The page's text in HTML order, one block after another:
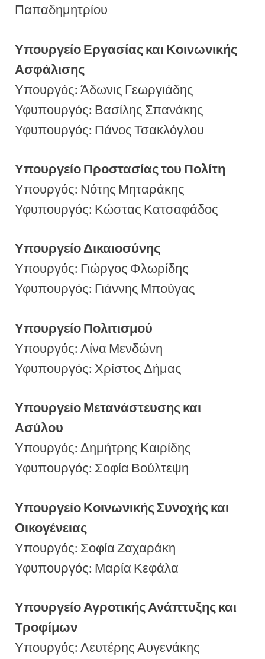
Παπαδημητρίου
Υπουργείο Εργασίας και Κοινωνικής
Ασφάλισης
Υπουργός: Άδωνις Γεωργιάδης
Υφυπουργός: Βασίλης Σπανάκης
Υφυπουργός: Πάνος Τσακλόγλου
Υπουργείο Προστασίας του Πολίτη
Υπουργός: Νότης Μηταράκης
Υφυπουργός: Κώστας Κατσαφάδος
Υπουργείο Δικαιοσύνης
Υπουργός: Γιώργος Φλωρίδης
Υφυπουργός: Γιάννης Μπούγας
Υπουργείο Πολιτισμού
Υπουργός: Λίνα Μενδώνη
Υφυπουργός: Χρίστος Δήμας
Υπουργείο Μετανάστευσης και
Ασύλου
Υπουργός: Δημήτρης Καιρίδης
Υφυπουργός: Σοφία Βούλτεψη
Υπουργείο Κοινωνικής Συνοχής και
Οικογένειας
Υπουργός: Σοφία Ζαχαράκη
Υφυπουργός: Μαρία Κεφάλα
Υπουργείο Αγροτικής Ανάπτυξης και
Τροφίμων
Υπουργός: Λευτέρης Αυγενάκης